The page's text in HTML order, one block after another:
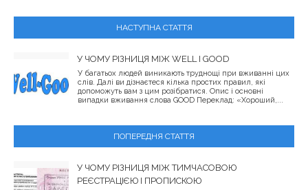
НАСТУПНА СТАТТЯ
У ЧОМУ РІЗНИЦЯ МІЖ WELL І GOOD
У багатьох людей виникають труднощі при вживанні цих
слів. Далі ви дізнаєтеся кілька простих правил, які
допоможуть вам з цим розібратися. Опис і основні
випадки вживання слова GOOD Переклад: «Хороший,...
ПОПЕРЕДНЯ СТАТТЯ
У ЧОМУ РІЗНИЦЯ МІЖ ТИМЧАСОВОЮ
РЕЄСТРАЦІЄЮ І ПРОПИСКОЮ